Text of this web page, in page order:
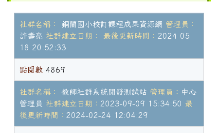
社群名稱： 銅蘭國小校訂課程成果資源網 管理員：
許壽亮 社群建立日期： 最後更新時間： 2024-05-
18 20:52:33
點閱數 4869
社群名稱： 教師社群系統開發測試站 管理員： 中心
管理員 社群建立日期： 2023-09-09 15:34:50 最
後更新時間： 2024-02-24 12:04:29